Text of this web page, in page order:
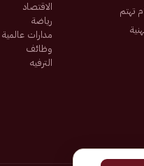
صحيفة إلكترونية سعودية تم تأسيسها عام 2007م تهتم
الاقتصاد
رياضة
مدارات عالمية
وظائف
الترفيه